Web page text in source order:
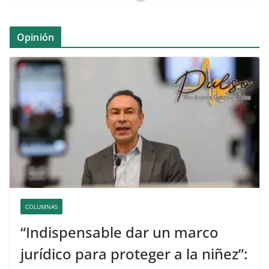
Opinión
COLUMNAS
“Indispensable dar un marco
jurídico para proteger a la niñez”: